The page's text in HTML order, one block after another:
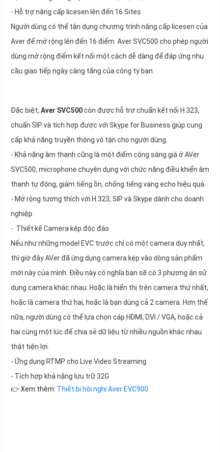
- Hỗ trợ nâng cấp licesen lên đến 16 Sites
Người dùng có thể tận dụng chương trình nâng cấp licesen của
Aver để mở rộng lên đến 16 điểm. Aver SVC500 cho phép người
dùng mở rộng điểm kết nối một cách dễ dàng để đáp ứng nhu
cầu giao tiếp ngày càng tăng của công ty bạn.
Đặc biệt, Aver SVC500còn được hỗ trợ chuẩn kết nối H.323,
chuẩn SIP và tích hợp được với Skype for Business giúp cung
cấp khả năng truyền thông vô tận cho người dùng.
- Khả năng âm thanh cũng là một điểm cộng sáng giá ở AVer
SVC500, microphone chuyên dụng với chức năng điều khiển âm
thanh tự động, giảm tiếng ồn, chống tiếng vang echo hiệu quả.
- Mở rộng tương thích với H.323, SIP và Skype dành cho doanh
nghiệp
- Thiết kế Camera kép độc đáo
Nếu như những model EVC trước chỉ có một camera duy nhất,
thì giờ đây AVer đã ứng dụng camera kép vào dòng sản phẩm
mới này của mình. Điều này có nghĩa bạn sẽ có 3 phương án sử
dụng camera khác nhau: Hoặc là hiển thị trên camera thứ nhất,
hoặc là camera thứ hai, hoặc là bạn dùng cả 2 camera. Hơn thế
nữa, người dùng có thể lựa chọn cáp HDMI, DVI / VGA, hoặc cả
hai cùng một lúc để chia sẻ dữ liệu từ nhiều nguồn khác nhau
thật tiện lợi.
- Ứng dụng RTMP cho Live Video Streaming
- Tích hợp khả năng lưu trữ 32G
👉 Xem thêm: Thiết bị hội nghị Aver EVC900